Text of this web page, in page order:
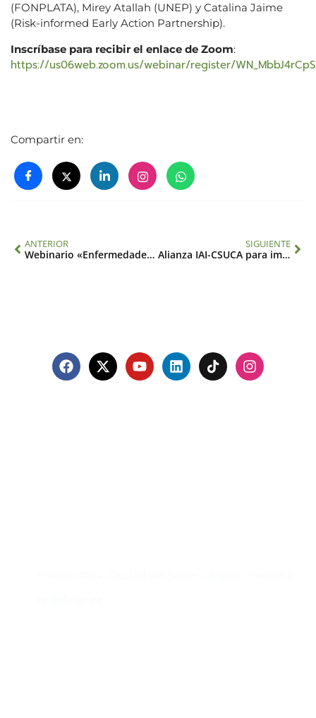
(FONPLATA), Mirey Atallah (UNEP) y Catalina Jaime
(Risk-informed Early Action Partnership).
Inscríbase para recibir el enlace de Zoom:
https://us06web.zoom.us/webinar/register/
Compartir en:
ANTERIOR
Webinario «Enfermedades infecciosas sensibles al clima»
SIGUIENTE
Alianza IAI-CSUCA para impulsar la ciencia en Centroamérica